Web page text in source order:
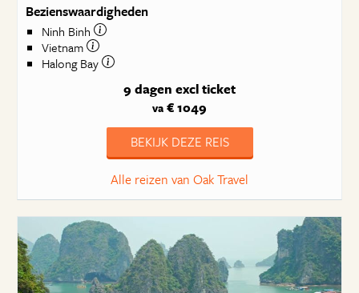
Bezienswaardigheden
Ninh Binh
Vietnam
Halong Bay
9 dagen excl ticket
va € 1049
BEKIJK DEZE REIS
Alle reizen van Oak Travel